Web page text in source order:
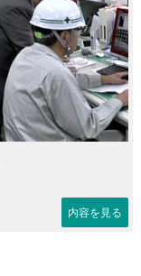
内容を見る